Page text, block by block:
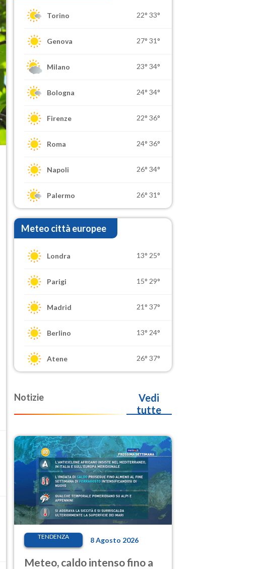
Torino 22° 33°
Genova 27° 31°
Milano 23° 34°
Bologna 24° 34°
Firenze 22° 36°
Roma 24° 36°
Napoli 26° 34°
Palermo 26° 31°
Meteo città europee
Londra 13° 25°
Parigi 15° 29°
Madrid 21° 37°
Berlino 13° 24°
Atene 26° 37°
Notizie
Vedi
tutte
TENDENZA 8 Agosto 2026
Meteo, caldo intenso fino a